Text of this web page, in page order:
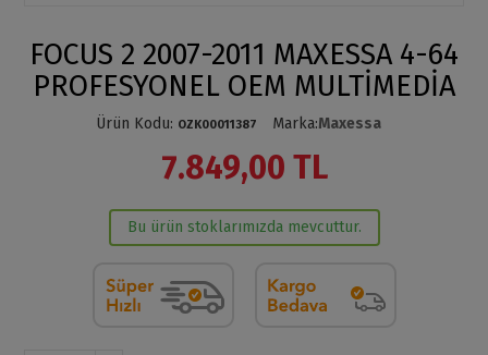
FOCUS 2 2007-2011 MAXESSA 4-64
PROFESYONEL OEM MULTİMEDİA
Ürün Kodu: OZK00011387 Marka:Maxessa
7.849,00 TL
Bu ürün stoklarımızda mevcuttur.